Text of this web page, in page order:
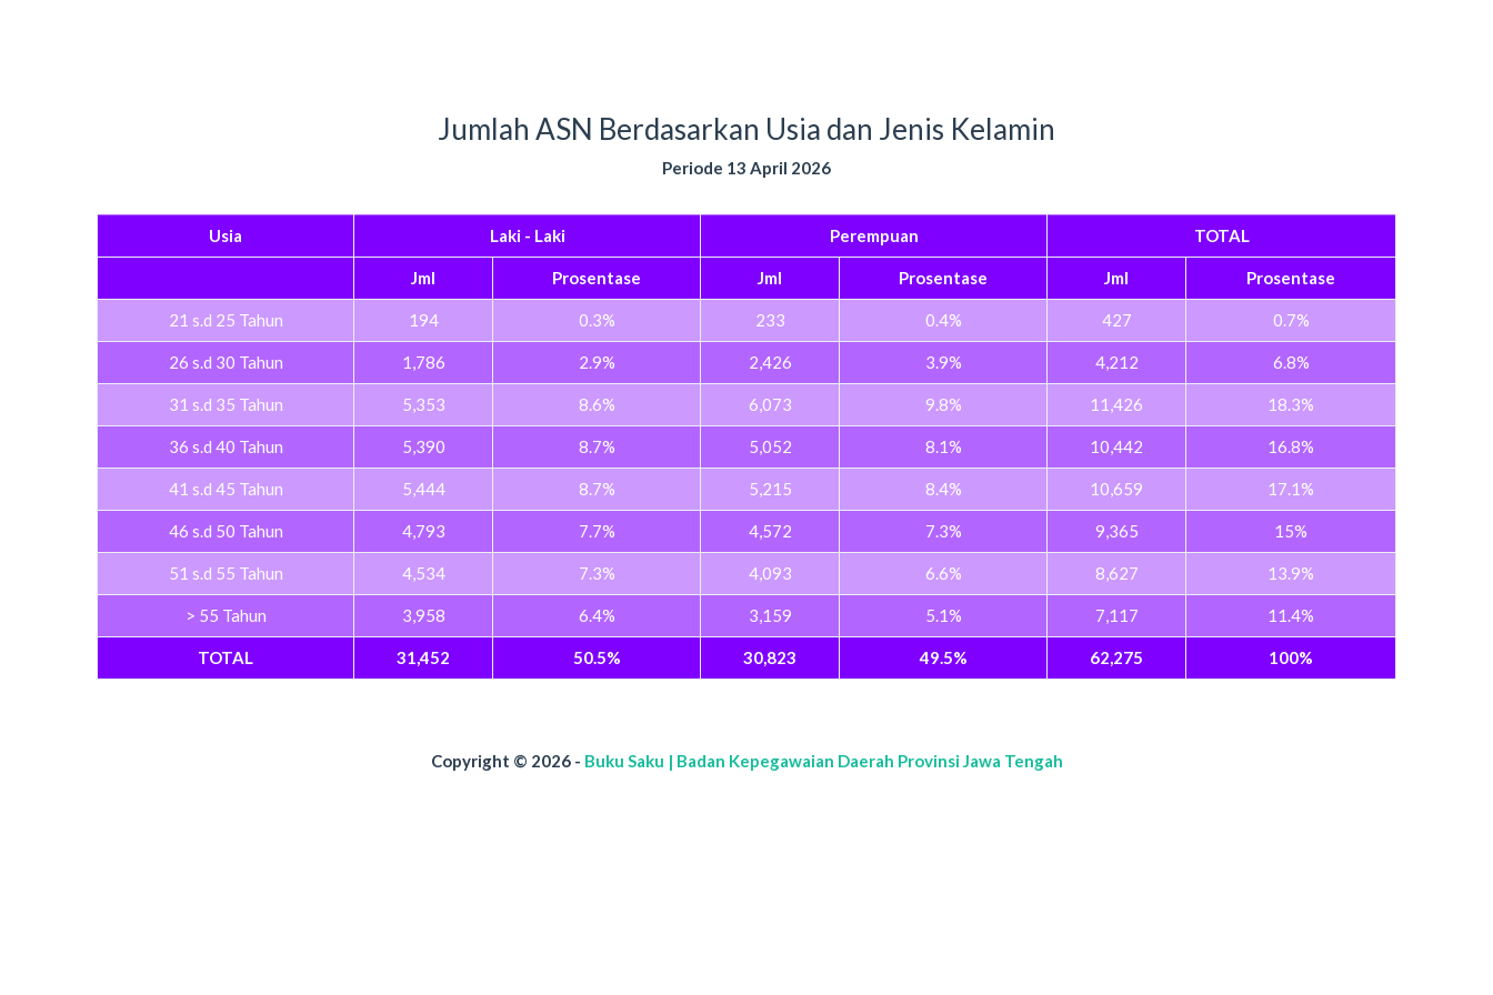
Jumlah ASN Berdasarkan Usia dan Jenis Kelamin
Periode 13 April 2026
Usia Laki - Laki Perempuan TOTAL
Jml Prosentase Jml Prosentase Jml Prosentase
21 s.d 25 Tahun 194 0.3% 233 0.4% 427 0.7%
26 s.d 30 Tahun 1,786 2.9% 2,426 3.9% 4,212 6.8%
31 s.d 35 Tahun 5,353 8.6% 6,073 9.8% 11,426 18.3%
36 s.d 40 Tahun 5,390 8.7% 5,052 8.1% 10,442 16.8%
41 s.d 45 Tahun 5,444 8.7% 5,215 8.4% 10,659 17.1%
46 s.d 50 Tahun 4,793 7.7% 4,572 7.3% 9,365 15%
51 s.d 55 Tahun 4,534 7.3% 4,093 6.6% 8,627 13.9%
> 55 Tahun 3,958 6.4% 3,159 5.1% 7,117 11.4%
TOTAL 31,452 50.5% 30,823 49.5% 62,275 100%
Copyright © 2026 - Buku Saku | Badan Kepegawaian Daerah Provinsi Jawa Tengah